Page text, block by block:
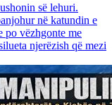
së lehuri.
në katundin e
po vëzhgonte me
njerëzish që mezi